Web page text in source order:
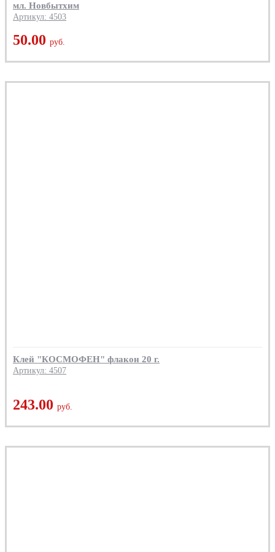
мл. Новбытхим
Артикул: 4503
50.00 руб.
Клей "КОСМОФЕН" флакон 20 г.
Артикул: 4507
243.00 руб.